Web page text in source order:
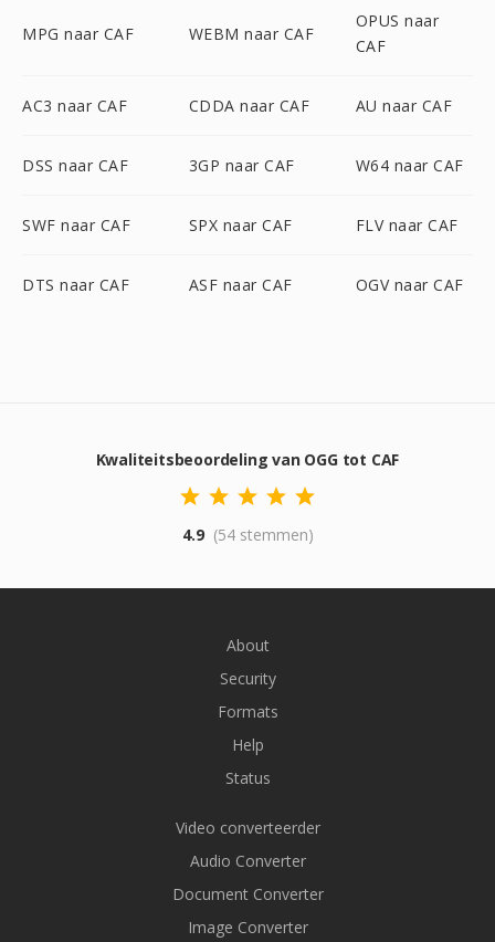
MPG naar CAF WEBM naar CAF
OPUS naar
CAF
AC3 naar CAF CDDA naar CAF AU naar CAF
DSS naar CAF 3GP naar CAF W64 naar CAF
SWF naar CAF SPX naar CAF FLV naar CAF
DTS naar CAF ASF naar CAF OGV naar CAF
Kwaliteitsbeoordeling van OGG tot CAF
4.9 (54 stemmen)
About
Security
Formats
Help
Status
Video converteerder
Audio Converter
Document Converter
Image Converter